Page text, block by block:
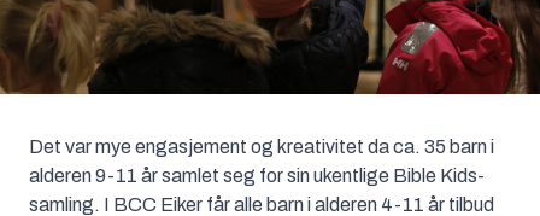
Det var mye engasjement og kreativitet da ca. 35 barn i
alderen 9-11 år samlet seg for sin ukentlige Bible Kids-
samling. I BCC Eiker får alle barn i alderen 4-11 år tilbud